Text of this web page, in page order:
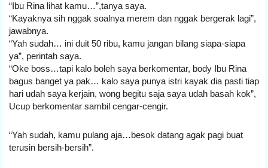
“Ibu Rina lihat kamu…”,tanya saya.
“Kayaknya sih nggak soalnya merem dan nggak bergerak lagi”,
jawabnya.
“Yah sudah… ini duit 50 ribu, kamu jangan bilang siapa-siapa
ya”, perintah saya.
“Oke boss…tapi kalo boleh saya berkomentar, body Ibu Rina
bagus banget ya pak… kalo saya punya istri kayak dia pasti tiap
hari udah saya kerjain, wong begitu saja saya udah basah kok”,
Ucup berkomentar sambil cengar-cengir.
“Yah sudah, kamu pulang aja…besok datang agak pagi buat
terusin bersih-bersih”.